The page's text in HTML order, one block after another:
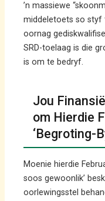
’n massiewe
middeletoets so styf
oornag
SRD-toelaag is die
is om te bedryf.
Jou
om Hierdie
‘Begroting-
Moenie hierdie
soos gewoonlik’
oorlewingsstel